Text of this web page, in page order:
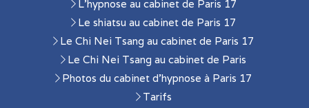
L'hypnose au cabinet de Paris 17
Le shiatsu au cabinet de Paris 17
Le Chi Nei Tsang au cabinet de Paris 17
Le Chi Nei Tsang au cabinet de Paris
Photos du cabinet d'hypnose à Paris 17
Tarifs